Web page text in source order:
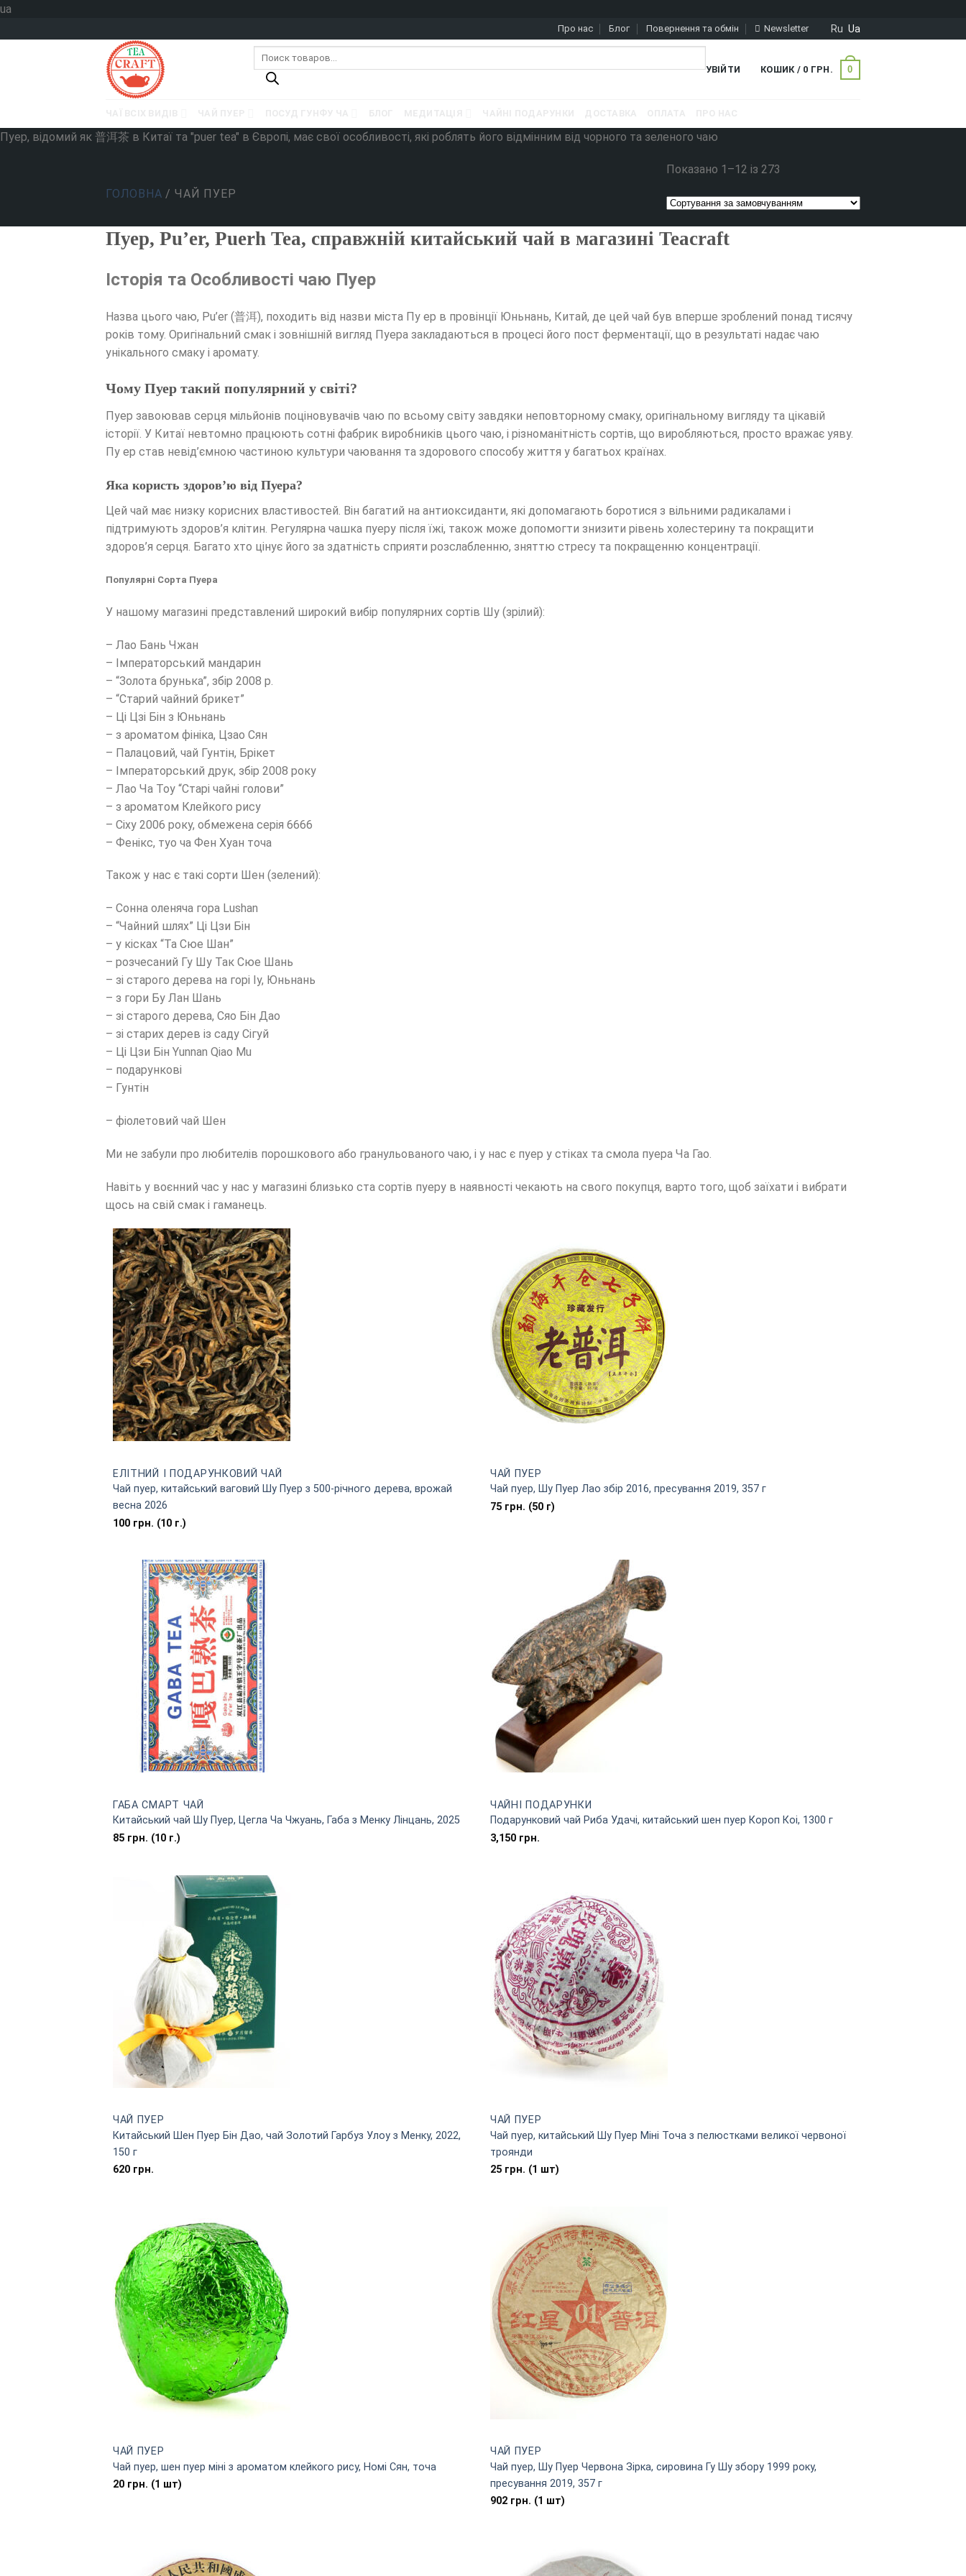
ua
content
Про нас Блог Повернення та обмін Newsletter Ru Ua
УВІЙТИ КОШИК / 0 ГРН. 0
Пуер, відомий як 普洱茶 в Китаї та "puer tea" в Європі, має свої особливості, які роблять його відмінним від чорного та зеленого чаю
ГОЛОВНА / ЧАЙ ПУЕР
Показано 1–12 із 273
Пуер, Pu’er, Puerh Tea, справжній китайський чай в магазині Teacraft
Історія та Особливості чаю Пуер
Назва цього чаю, Pu’er (普洱), походить від назви міста Пу ер в провінції Юньнань, Китай, де цей чай був вперше зроблений понад тисячу
років тому. Оригінальний смак і зовнішній вигляд Пуера закладаються в процесі його пост ферментації, що в результаті надає чаю
унікального смаку і аромату.
Чому Пуер такий популярний у світі?
Пуер завоював серця мільйонів поціновувачів чаю по всьому світу завдяки неповторному смаку, оригінальному вигляду та цікавій
історії. У Китаї невтомно працюють сотні фабрик виробників цього чаю, і різноманітність сортів, що виробляються, просто вражає уяву.
Пу ер став невід’ємною частиною культури чаювання та здорового способу життя у багатьох країнах.
Яка користь здоров’ю від Пуера?
Цей чай має низку корисних властивостей. Він багатий на антиоксиданти, які допомагають боротися з вільними радикалами і
підтримують здоров’я клітин. Регулярна чашка пуеру після їжі, також може допомогти знизити рівень холестерину та покращити
здоров’я серця. Багато хто цінує його за здатність сприяти розслабленню, зняттю стресу та покращенню концентрації.
Популярні Сорта Пуера
У нашому магазині представлений широкий вибір популярних сортів Шу (зрілий):
– Лао Бань Чжан
– Імператорський мандарин
– “Золота брунька”, збір 2008 р.
– “Старий чайний брикет”
– Ці Цзі Бін з Юньнань
– з ароматом фініка, Цзао Сян
– Палацовий, чай Гунтін, Брікет
– Імператорський друк, збір 2008 року
– Лао Ча Тоу “Старі чайні голови”
– з ароматом Клейкого рису
– Сіху 2006 року, обмежена серія 6666
– Фенікс, туо ча Фен Хуан точа
Також у нас є такі сорти Шен (зелений):
– Сонна оленяча гора Lushan
– “Чайний шлях” Ці Цзи Бін
– у кісках “Та Сюе Шан”
– розчесаний Гу Шу Так Сюе Шань
– зі старого дерева на горі Іу, Юньнань
– з гори Бу Лан Шань
– зі старого дерева, Сяо Бін Дао
– зі старих дерев із саду Сігуй
– Ці Цзи Бін Yunnan Qiao Mu
– подарункові
– Гунтін
– фіолетовий чай Шен
Ми не забули про любителів порошкового або гранульованого чаю, і у нас є пуер у стіках та смола пуера Ча Гао.
Навіть у воєнний час у нас у магазині близько ста сортів пуеру в наявності чекають на свого покупця, варто того, щоб заїхати і вибрати
щось на свій смак і гаманець.
EЛІТНИЙ І ПОДАРУНКОВИЙ ЧАЙ
Чай пуер, китайський ваговий Шу Пуер з 500-річного дерева, врожай
весна 2026
100грн. (10 г.)
ЧАЙ ПУЕР
Чай пуер, Шу Пуер Лао збір 2016, пресування 2019, 357 г
75грн. (50 г)
ГАБА СМАРТ ЧАЙ
Китайський чай Шу Пуер, Цегла Ча Чжуань, Габа з Менку Лінцань, 2025
85грн. (10 г.)
ЧАЙНІ ПОДАРУНКИ
Подарунковий чай Риба Удачі, китайський шен пуер Короп Коі, 1300 г
3,150грн.
ЧАЙ ПУЕР
Китайський Шен Пуер Бін Дао, чай Золотий Гарбуз Улоу з Менку, 2022,
150 г
620грн.
ЧАЙ ПУЕР
Чай пуер, китайський Шу Пуер Міні Точа з пелюстками великої червоної
троянди
25грн. (1 шт)
ЧАЙ ПУЕР
Чай пуер, шен пуер міні з ароматом клейкого рису, Номі Сян, точа
20грн. (1 шт)
ЧАЙ ПУЕР
Чай пуер, Шу Пуер Червона Зірка, сировина Гу Шу збору 1999 року,
пресування 2019, 357 г
902грн. (1 шт)